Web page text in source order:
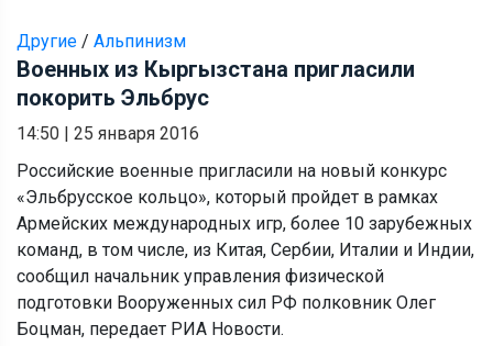
Другие / Альпинизм
Военных из Кыргызстана пригласили
покорить Эльбрус
14:50 | 25 января 2016
Российские военные пригласили на новый конкурс
«Эльбрусское кольцо», который пройдет в рамках
Армейских международных игр, более 10 зарубежных
команд, в том числе, из Китая, Сербии, Италии и Индии,
сообщил начальник управления физической
подготовки Вооруженных сил РФ полковник Олег
Боцман, передает РИА Новости.